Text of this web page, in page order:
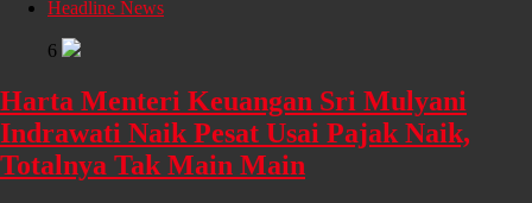
Headline News
6
Harta Menteri Keuangan Sri Mulyani
Indrawati Naik Pesat Usai Pajak Naik,
Totalnya Tak Main Main